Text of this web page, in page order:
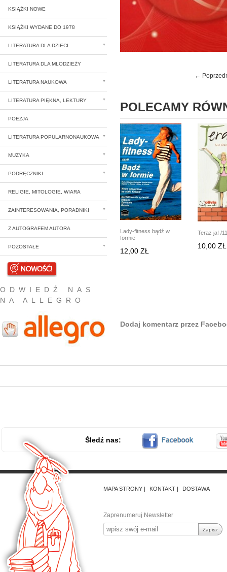
KSIĄŻKI NOWE
KSIĄŻKI WYDANE DO 1978
LITERATURA DLA DZIECI
LITERATURA DLA MŁODZIEŻY
LITERATURA NAUKOWA
LITERATURA PIĘKNA, LEKTURY
POEZJA
LITERATURA POPULARNONAUKOWA
MUZYKA
PODRĘCZNIKI
RELIGIE, MITOLOGIE, WIARA
ZAINTERESOWANIA, PORADNIKI
Z AUTOGRAFEM AUTORA
POZOSTAŁE
NOWOŚCI
ODWIEDŹ NAS
NA ALLEGRO
←
POLECAMY
Lady-fitness bądź w
formie
12,00 ZŁ
Teraz ja! /
10,00 ZŁ
Dodaj komentarz przez
Śledź nas:
MAPA STRONY KONTAKT DOSTAWA
Zaprenumeruj Newsletter